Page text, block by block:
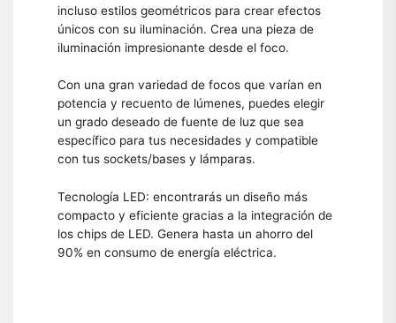
incluso estilos geométricos para crear efectos
únicos con su iluminación. Crea una pieza de
iluminación impresionante desde el foco.
Con una gran variedad de focos que varían en
potencia y recuento de lúmenes, puedes elegir
un grado deseado de fuente de luz que sea
específico para tus necesidades y compatible
con tus sockets/bases y lámparas.
Tecnología LED: encontrarás un diseño más
compacto y eficiente gracias a la integración de
los chips de LED. Genera hasta un ahorro del
90% en consumo de energía eléctrica.